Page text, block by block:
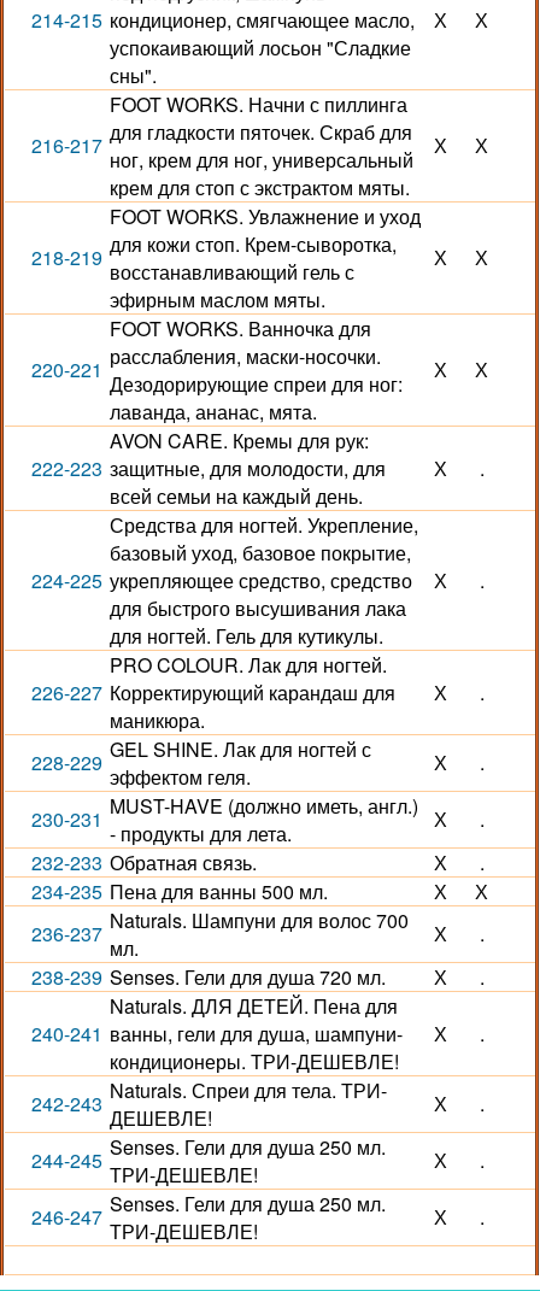
214-215 кондиционер, смягчающее масло,
успокаивающий лосьон "Сладкие
сны".
Х Х
216-217
FOOT WORKS. Начни с пиллинга
для гладкости пяточек. Скраб для
ног, крем для ног, универсальный
крем для стоп с экстрактом мяты.
Х Х
218-219
FOOT WORKS. Увлажнение и уход
для кожи стоп. Крем-сыворотка,
восстанавливающий гель с
эфирным маслом мяты.
Х Х
220-221
FOOT WORKS. Ванночка для
расслабления, маски-носочки.
Дезодорирующие спреи для ног:
лаванда, ананас, мята.
Х Х
222-223
AVON CARE. Кремы для рук:
защитные, для молодости, для
всей семьи на каждый день.
Х .
224-225
Средства для ногтей. Укрепление,
базовый уход, базовое покрытие,
укрепляющее средство, средство
для быстрого высушивания лака
для ногтей. Гель для кутикулы.
Х .
226-227
PRO COLOUR. Лак для ногтей.
Корректирующий карандаш для
маникюра.
Х .
228-229 GEL SHINE. Лак для ногтей с
эффектом геля.
Х .
230-231 MUST-HAVE (должно иметь, англ.)
- продукты для лета.
Х
.
232-233 Обратная связь. Х
.
234-235 Пена для ванны 500 мл. Х
Х
236-237 Naturals. Шампуни для волос 700
мл.
Х
.
238-239 Senses. Гели для душа 720 мл. Х .
240-241
Naturals. ДЛЯ ДЕТЕЙ. Пена для
ванны, гели для душа, шампуни-
кондиционеры. ТРИ-ДЕШЕВЛЕ!
Х .
242-243 Naturals. Спреи для тела. ТРИ-
ДЕШЕВЛЕ!
Х .
244-245 Senses. Гели для душа 250 мл.
ТРИ-ДЕШЕВЛЕ!
Х .
246-247 Senses. Гели для душа 250 мл.
ТРИ-ДЕШЕВЛЕ!
Х .